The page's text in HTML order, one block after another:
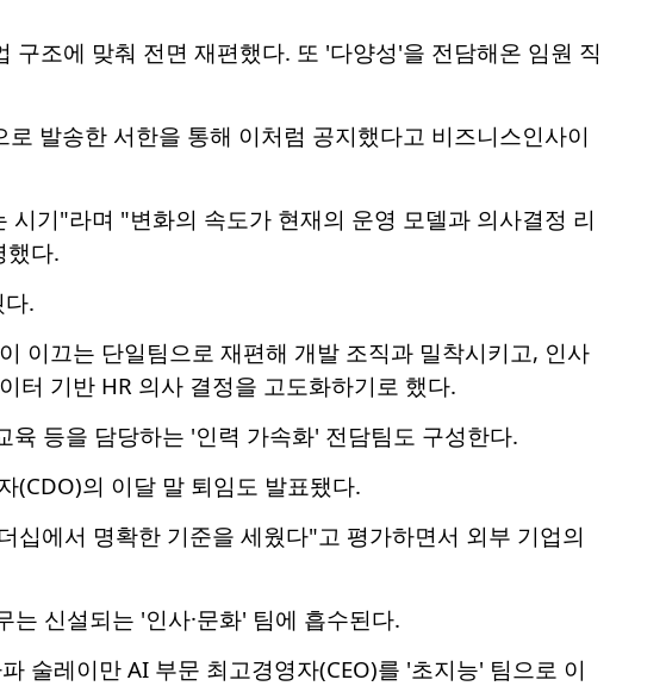
조에 맞춰 전면 재편했다. 또 '다양성'을 전담해온 임원 직
발송한 서한을 통해 이처럼 공지했다고 비즈니스인사이
기"라며 "변화의 속도가 현재의 운영 모델과 의사결정 리
했다.
.
이끄는 단일팀으로 재편해 개발 조직과 밀착시키고, 인사
터 기반 HR 의사 결정을 고도화하기로 했다.
등을 담당하는 '인력 가속화' 전담팀도 구성한다.
(CDO)의 이달 말 퇴임도 발표됐다.
에서 명확한 기준을 세웠다"고 평가하면서 외부 기업의
신설되는 '인사·문화' 팀에 흡수된다.
술레이만 AI 부문 최고경영자(CEO)를 '초지능' 팀으로 이